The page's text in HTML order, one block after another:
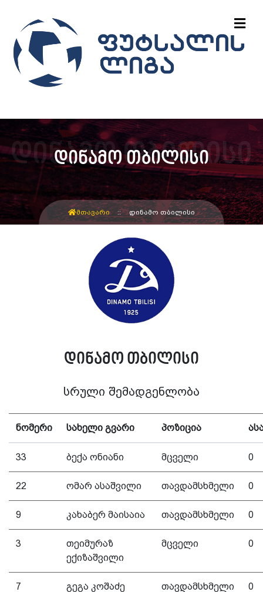
დინამო თბილისი
ᲛᲗᲐᲕᲐᲠᲘ ᲓᲘᲜᲐᲛᲝ ᲗᲑᲘᲚᲘᲡᲘ
დინამო თბილისი
სრული შემადგენლობა
ნომერი სახელი გვარი პოზიცია
33 ბექა ონიანი მცველი 0
22 ომარ ასაშვილი თავდამსხმელი 0
9 კახაბერ მაისაია თავდამსხმელი 0
3
თეიმურაზ
ექიზაშვილი
მცველი 0
7 გეგა კოშაძე თავდამსხმელი 0